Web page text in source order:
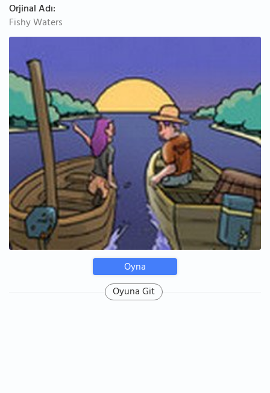
Orjinal Adı:
Fishy Waters
Oyna
Oyuna Git